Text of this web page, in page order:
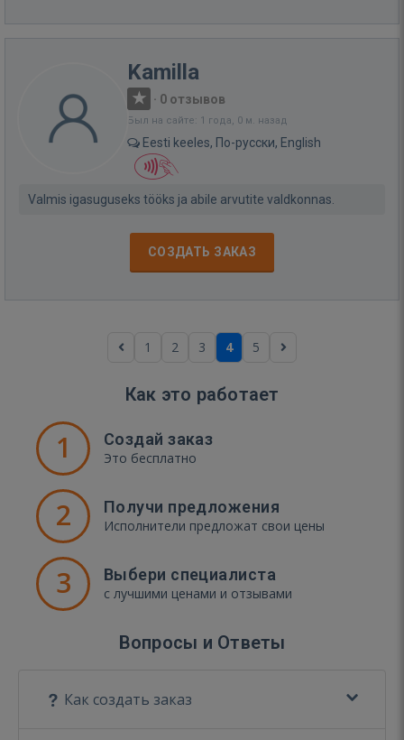
Kamilla
· 0 отзывов
Был на сайте: 1 года, 0 м. назад
Eesti keeles, По-русски, English
Valmis igasuguseks tööks ja abile arvutite valdkonnas.
СОЗДАТЬ ЗАКАЗ
1 2 3 4 5
Как это работает
1 Создай заказ
Это бесплатно
2 Получи предложения
Исполнители предложат свои цены
3 Выбери специалиста
с лучшими ценами и отзывами
Вопросы и Ответы
Как создать заказ